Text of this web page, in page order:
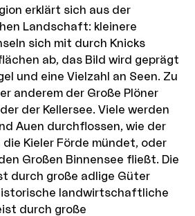
erklärt sich aus der
Landschaft: kleinere
sich mit durch Knicks
ab, das Bild wird geprägt
und eine Vielzahl an Seen. Zu
anderem der Große Plöner
der Kellersee. Viele werden
Auen durchflossen, wie der
Kieler Förde mündet, oder
Großen Binnensee fließt. Die
durch große adlige Güter
landwirtschaftliche
durch große